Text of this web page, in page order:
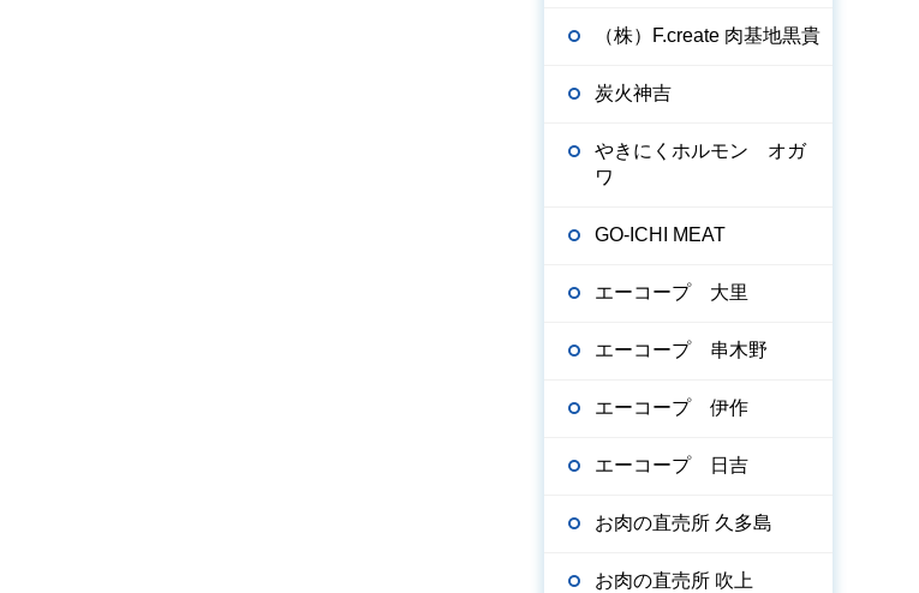
（株）F.create 肉基地黒貴
炭火神吉
やきにくホルモン オガ
ワ
GO-ICHI MEAT
エーコープ 大里
エーコープ 串木野
エーコープ 伊作
エーコープ 日吉
お肉の直売所 久多島
お肉の直売所 吹上